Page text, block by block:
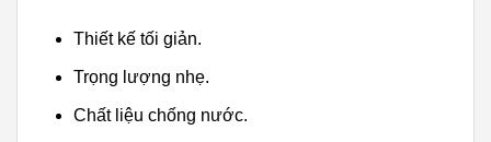
Thiết kế tối giản.
Trọng lượng nhẹ.
Chất liệu chống nước.